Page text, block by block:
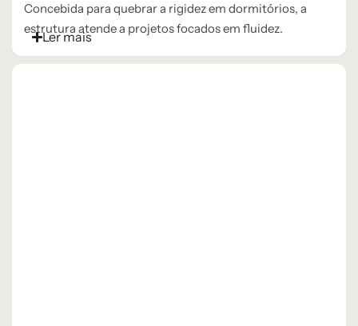
Concebida para quebrar a rigidez em dormitórios, a
estrutura atende a projetos focados em fluidez.
Ler mais